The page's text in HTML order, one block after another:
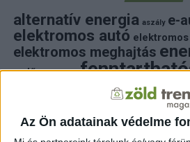
Az Ön adatainak védelme
alternatív energia aszály e-
elektromos autó
elektromos meghajtás
erdő fejlesztés
hulladék időjárás
környezet
környezetvédelem
közlekedés megújuló